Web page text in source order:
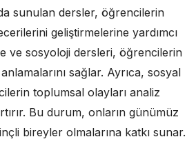
sunulan dersler, öğrencilerin
geliştirmelerine yardımcı
ve sosyoloji dersleri, öğrencilerin
anlamalarını sağlar. Ayrıca, sosyal
toplumsal olayları analiz
Bu durum, onların günümüz
bireyler olmalarına katkı sunar.